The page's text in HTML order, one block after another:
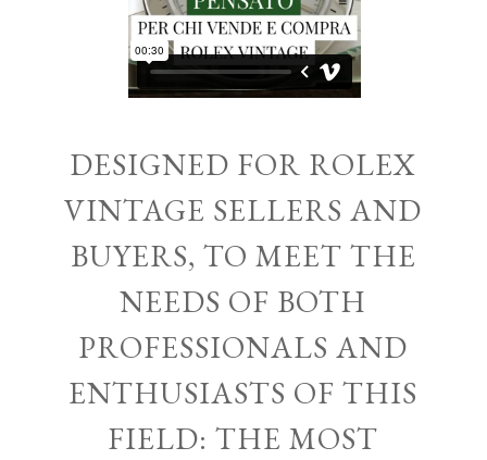
DESIGNED FOR ROLEX
VINTAGE SELLERS AND
BUYERS, TO MEET THE
NEEDS OF BOTH
PROFESSIONALS AND
ENTHUSIASTS OF THIS
FIELD: THE MOST